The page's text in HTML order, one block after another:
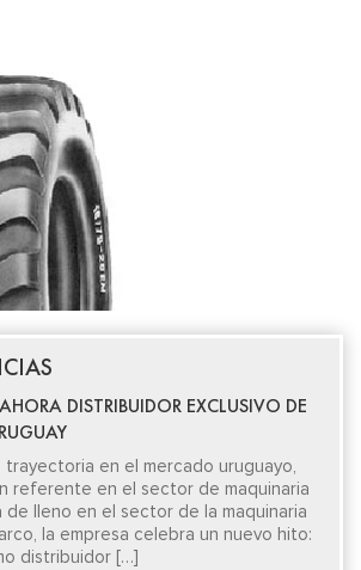
DISTRIBUIDOR EXCLUSIVO DE
trayectoria en el mercado uruguayo,
referente en el sector de maquinaria
de lleno en el sector de la maquinaria
la empresa celebra un nuevo hito:
distribuidor […]